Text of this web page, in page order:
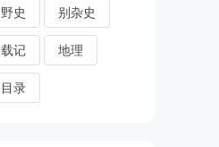
野史 别杂史
载记 地理
目录